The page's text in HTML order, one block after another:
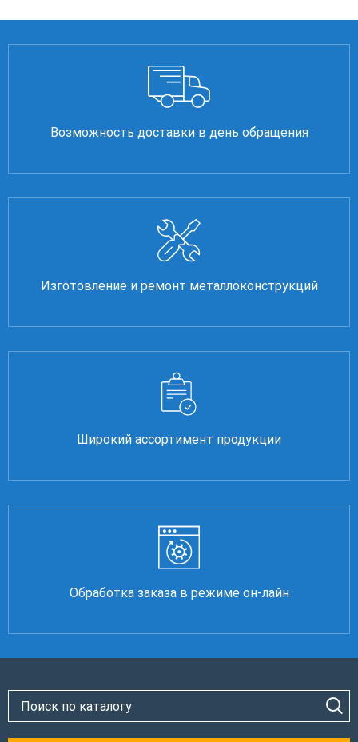
Возможность доставки в день обращения
Изготовление и ремонт металлоконструкций
Широкий ассортимент продукции
Обработка заказа в режиме он-лайн